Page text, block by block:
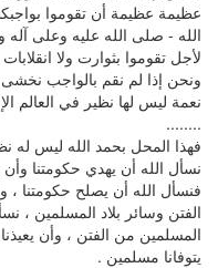
عظيمة عظيمة أن تقوموا
الله - صلى الله عليه وعلى آله
لأجل تقوموا بثوارت ولا
ونحن إذا لم نقم بالواجب نخشى
نعمة ليس لها نظير في العالم
........
فهذا المحل بحمد الله ليس له
نسأل الله أن يهدي حكومتنا وأن
فنسأل الله أن يصلح حكومتنا ،
الفتن وسائر بلاد المسلمين ،
المسلمين من الفتن ، وأن
يتوفانا مسلمين .